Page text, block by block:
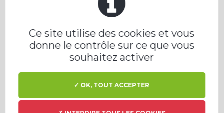
Störungsbeseitigung sowohl in Rufbereitschaft
als auch vor Ort beim Kunden
Ihre Qualifikation und Kompetenzen
· Abgeschlossene technische Ausbildung, z.B.
ergänzt um Meister-/Technikerausbildung
· Mehrjährige Berufserfahrung im
Maschinenbau und im technischen
Ce site utilise des cookies et vous
donne le contrôle sur ce que vous
souhaitez activer
✓ OK, TOUT ACCEPTER